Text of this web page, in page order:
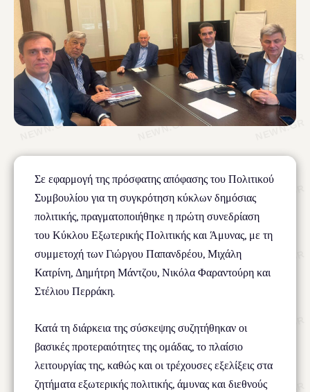
Σε εφαρμογή της πρόσφατης απόφασης του Πολιτικού
Συμβουλίου για τη συγκρότηση κύκλων δημόσιας
πολιτικής, πραγματοποιήθηκε η πρώτη συνεδρίαση
του Κύκλου Εξωτερικής Πολιτικής και Άμυνας, με τη
συμμετοχή των Γιώργου Παπανδρέου, Μιχάλη
Κατρίνη, Δημήτρη Μάντζου, Νικόλα Φαραντούρη και
Στέλιου Περράκη.
Κατά τη διάρκεια της σύσκεψης συζητήθηκαν οι
βασικές προτεραιότητες της ομάδας, το πλαίσιο
λειτουργίας της, καθώς και οι τρέχουσες εξελίξεις στα
ζητήματα εξωτερικής πολιτικής, άμυνας και διεθνούς